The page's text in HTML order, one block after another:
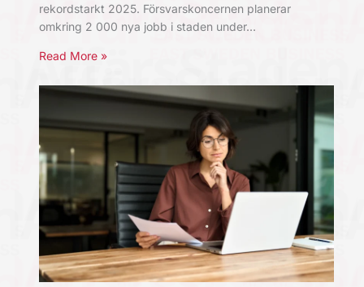
rekordstarkt 2025. Försvarskoncernen planerar
omkring 2 000 nya jobb i staden under…
Read More »